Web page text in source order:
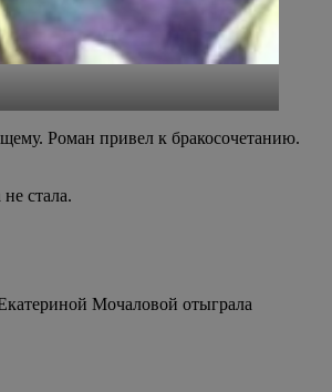
Роман привел к бракосочетанию.
стала.
Мочаловой отыграла